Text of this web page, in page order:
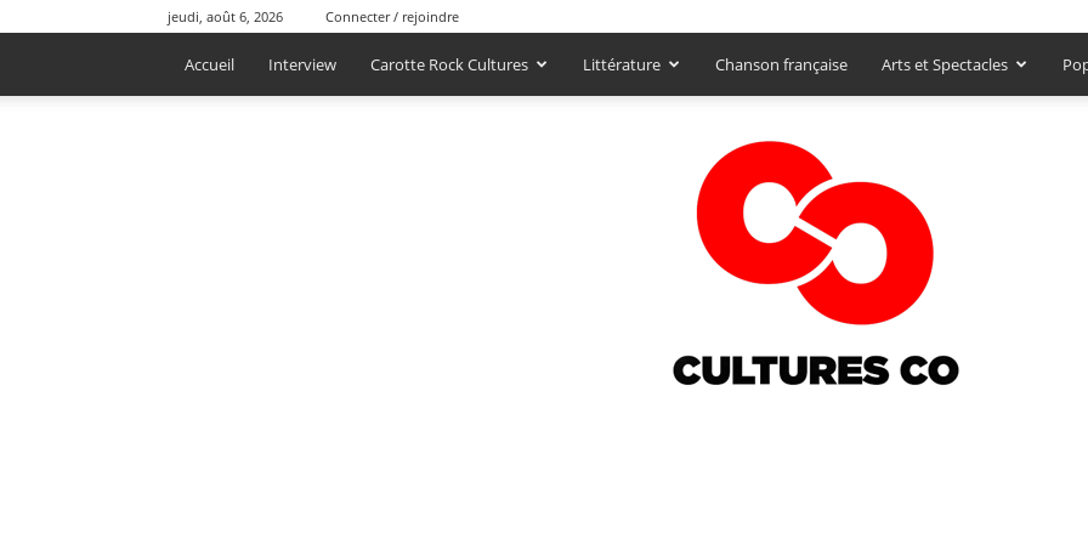
jeudi, août 6, 2026 Connecter / rejoindre
Accueil Interview Carotte Rock Cultures Littérature Chanson française Arts et Spectacles